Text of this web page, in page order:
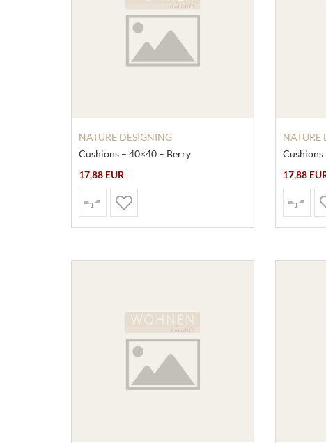
NATURE DESIGNING
Cushions – 40×40 – Berry
17,88 EUR
NATURE
Cushions
17,88